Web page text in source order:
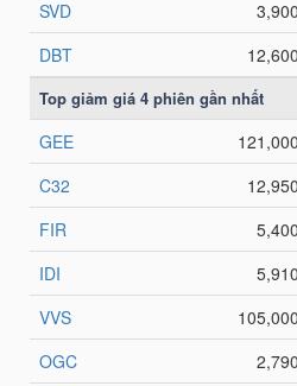
NGHIỆP
DÙNG
KHÔNG
THIẾT